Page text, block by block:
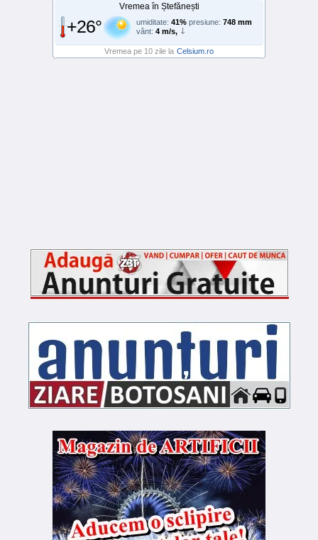
Vremea în Ștefănești
+26° umiditate: 41% presiune: 748 mm
vânt: 4 m/s,
Vremea pe 10 zile la Celsium.ro